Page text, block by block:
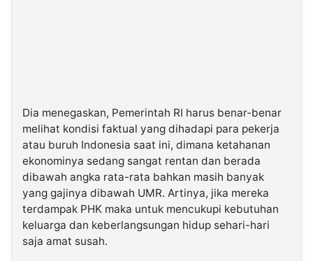
Dia menegaskan, Pemerintah RI harus benar-benar
melihat kondisi faktual yang dihadapi para pekerja
atau buruh Indonesia saat ini, dimana ketahanan
ekonominya sedang sangat rentan dan berada
dibawah angka rata-rata bahkan masih banyak
yang gajinya dibawah UMR. Artinya, jika mereka
terdampak PHK maka untuk mencukupi kebutuhan
keluarga dan keberlangsungan hidup sehari-hari
saja amat susah.